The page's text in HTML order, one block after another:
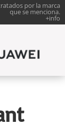
por la marca
que se menciona.
+info